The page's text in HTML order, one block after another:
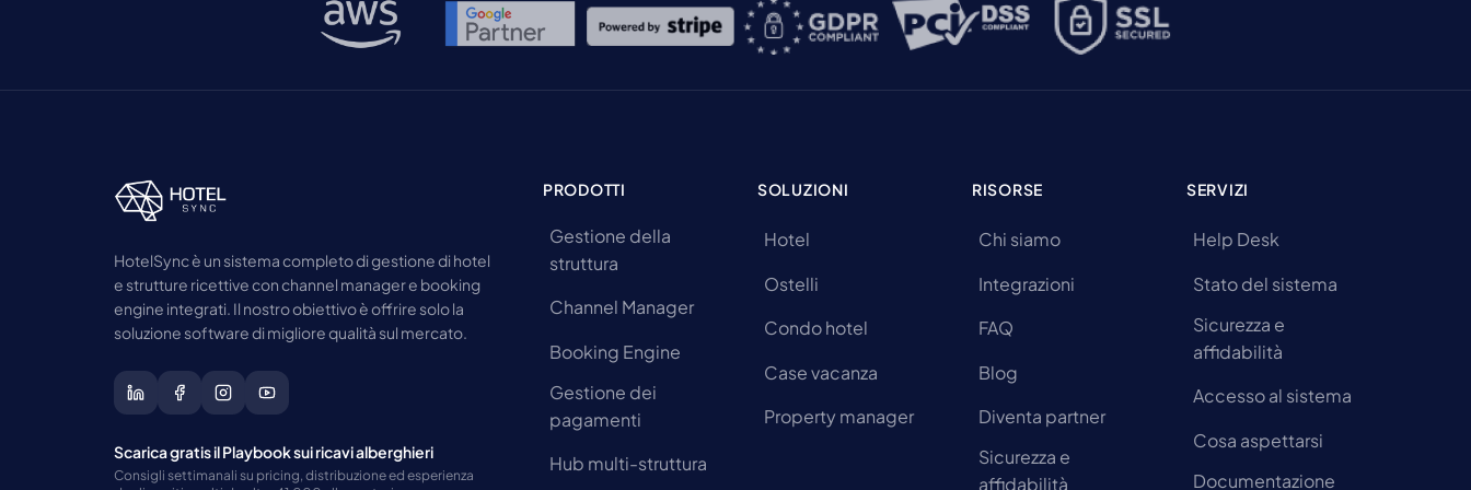
HotelSync è un sistema completo di gestione di hotel
e strutture ricettive con channel manager e booking
engine integrati. Il nostro obiettivo è offrire solo la
soluzione software di migliore qualità sul mercato.
Scarica gratis il Playbook sui ricavi alberghieri
Consigli settimanali su pricing, distribuzione ed esperienza
PRODOTTI
Gestione della
struttura
Channel Manager
Booking Engine
Gestione dei
pagamenti
Hub multi-struttura
SOLUZIONI
Hotel
Ostelli
Condo hotel
Case vacanza
Property manager
RISORSE
Chi siamo
Integrazioni
FAQ
Blog
Diventa partner
Sicurezza e
affidabilità
SERVIZI
Help Desk
Stato del sistema
Sicurezza e
affidabilità
Accesso al sistema
Cosa aspettarsi
Documentazione